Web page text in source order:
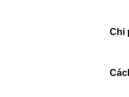
Chi